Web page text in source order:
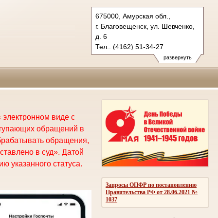
развернуть
675000, Амурская обл.,
г. Благовещенск, ул. Шевченко,
д. 6
Тел.: (4162) 51-34-27
oblsud.amr@sudrf.ru
Запросы ОПФР по постановлению
Правительства РФ от 28.06.2021 №
1037
виде с
обращений в
обращения,
в суд». Датой
указанного статуса.